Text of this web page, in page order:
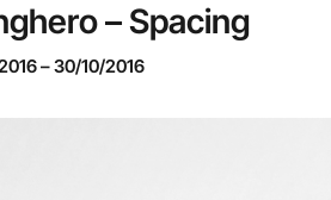
– Spacing
–30/10/2016